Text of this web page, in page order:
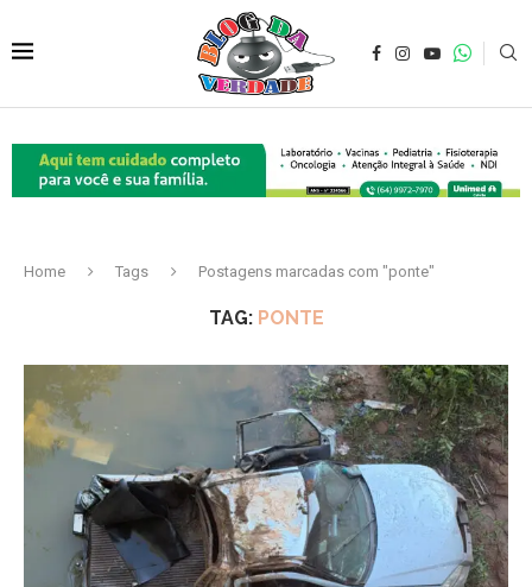
Home Tags Postagens marcadas com "ponte"
TAG: PONTE